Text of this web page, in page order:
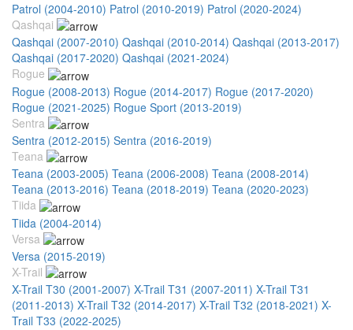
Patrol (2004-2010) Patrol (2010-2019) Patrol (2020-2024)
Qashqai
Qashqai (2007-2010) Qashqai (2010-2014) Qashqai (2013-2017)
Qashqai (2017-2020) Qashqai (2021-2024)
Rogue
Rogue (2008-2013) Rogue (2014-2017) Rogue (2017-2020)
Rogue (2021-2025) Rogue Sport (2013-2019)
Sentra
Sentra (2012-2015) Sentra (2016-2019)
Teana
Teana (2003-2005) Teana (2006-2008) Teana (2008-2014)
Teana (2013-2016) Teana (2018-2019) Teana (2020-2023)
Tiida
Tiida (2004-2014)
Versa
Versa (2015-2019)
X-Trail
X-Trail T30 (2001-2007) X-Trail T31 (2007-2011) X-Trail T31
(2011-2013) X-Trail T32 (2014-2017) X-Trail T32 (2018-2021) X-
Trail T33 (2022-2025)